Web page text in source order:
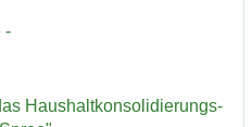
-
Haus­halt­kon­so­li­die­rungs­